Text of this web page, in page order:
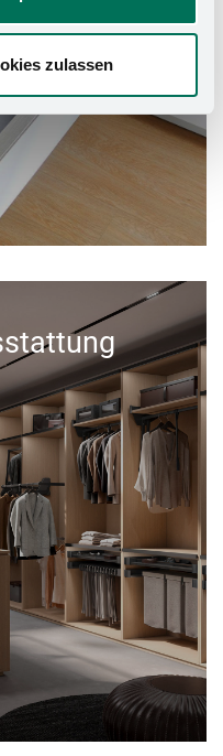
zulassen